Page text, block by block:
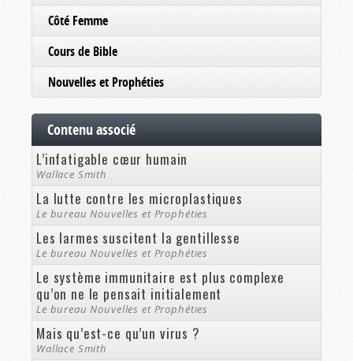
Côté Femme
Cours de Bible
Nouvelles et Prophéties
Contenu associé
L’infatigable cœur humain
Wallace Smith
La lutte contre les microplastiques
Le bureau Nouvelles et Prophéties
Les larmes suscitent la gentillesse
Le bureau Nouvelles et Prophéties
Le système immunitaire est plus complexe
qu’on ne le pensait initialement
Le bureau Nouvelles et Prophéties
Mais qu’est-ce qu’un virus ?
Wallace Smith